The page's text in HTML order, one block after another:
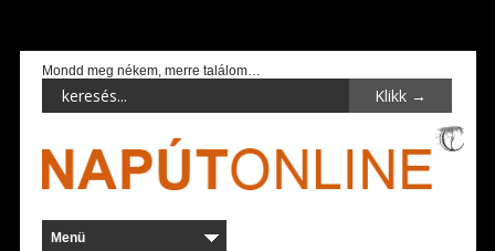
Mondd meg nékem, merre találom…